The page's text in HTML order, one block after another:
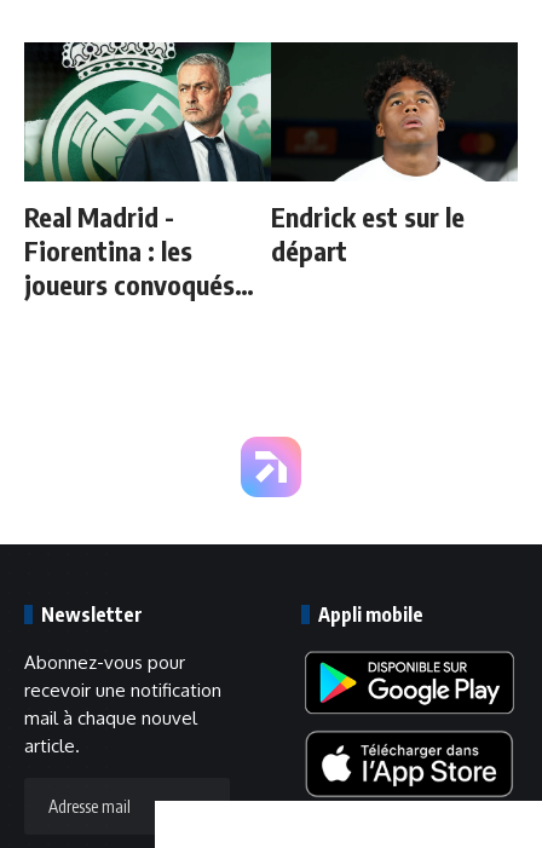
Real Madrid -
Fiorentina : les
joueurs convoqués
Endrick est sur le
départ
Newsletter
Abonnez-vous pour
recevoir une notification
mail à chaque nouvel
article.
mail
Appli mobile